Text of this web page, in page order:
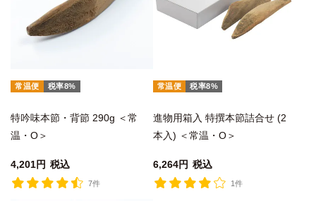
常温便 税率8%
特吟味本節・背節 290g ＜常
温・O＞
4,201 税込
7件
常温便 税率8%
進物用箱入 特撰本節詰合せ (2
本入) ＜常温・O＞
6,264 税込
1件